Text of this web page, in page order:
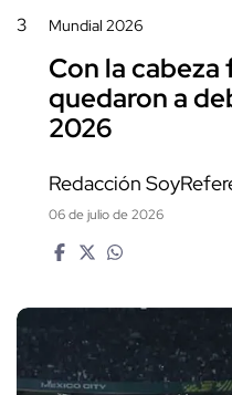
3 Mundial 2026
Con la cabeza
quedaron a
2026
Redacción
06 de julio de 2026